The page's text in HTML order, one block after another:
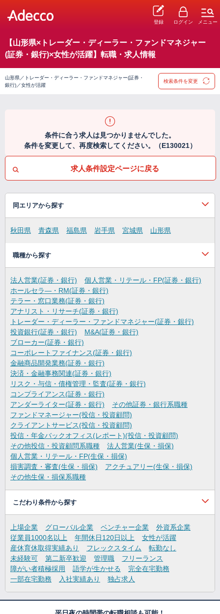
登録 ログイン メニュー
【山形県×トレーダー・ディーラー・ファンドマネジャー
(証券・銀行)×女性が活躍】転職・求人情報
山形県／トレーダー・ディーラー・ファンドマネジャー(証券・
銀行)／女性が活躍
検索条件を変更
条件に合う求人は見つかりませんでした。
条件を変更して、再度検索してください。（E130021）
求人条件設定ページに戻る
同エリアから探す
秋田県 青森県 福島県 岩手県 宮城県 山形県
職種から探す
法人営業(証券・銀行)
個人営業・リテール・FP(証券・銀行)
ホールセラ―・RM(証券・銀行)
テラー・窓口業務(証券・銀行)
アナリスト・リサーチ(証券・銀行)
トレーダー・ディーラー・ファンドマネジャー(証券・銀行)
投資銀行(証券・銀行)
M&A(証券・銀行)
ブローカー(証券・銀行)
コーポレートファイナンス(証券・銀行)
金融商品開発業務(証券・銀行)
決済・金融事務関連(証券・銀行)
リスク・与信・債権管理・監査(証券・銀行)
コンプライアンス(証券・銀行)
アンダーライター(証券・銀行)
その他証券・銀行系職種
ファンドマネージャー(投信・投資顧問)
クライアントサービス(投信・投資顧問)
投信・年金バックオフィス(レポート)(投信・投資顧問)
その他投信・投資顧問系職種
法人営業(生保・損保)
個人営業・リテール・FP(生保・損保)
損害調査・審査(生保・損保)
アクチュアリー(生保・損保)
その他生保・損保系職種
こだわり条件から探す
上場企業 グローバル企業 ベンチャー企業
外資系企業
従業員1000名以上
年間休日120日以上
女性が活躍
産休育休取得実績あり
フレックスタイム
転勤なし
未経験可
第二新卒歓迎 管理職
フリーランス
障がい者積極採用
語学が生かせる
完全在宅勤務
一部在宅勤務
入社実績あり 独占求人